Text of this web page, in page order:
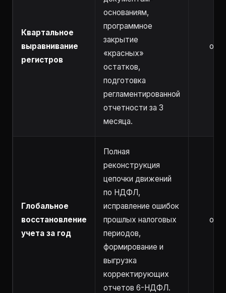
Квартальное
выравнивание
регистров
основаниям,
программное
закрытие
«красных»
остатков,
подготовка
регламентированной
отчетности за 3
месяца.
от
Глобальное
восстановление
учета за год
Полная
реконструкция
цепочки движений
по НДФЛ,
исправление ошибок
прошлых налоговых
периодов,
формирование и
выгрузка
корректирующих
отчетов 6-НДФЛ.
от